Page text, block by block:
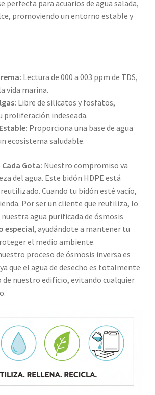
perfecta para acuarios de agua salada,
promoviendo un entorno estable y
Lectura de 000 a 003 ppm de TDS,
vida marina.
Libre de silicatos y fosfatos,
proliferación indeseada.
Proporciona una base de agua
ecosistema saludable.
Gota: Nuestro compromiso va
del agua. Este bidón HDPE está
Cuando tu bidón esté vacío,
Por ser un cliente que reutiliza, lo
agua purificada de ósmosis
especial, ayudándote a mantener tu
el medio ambiente.
proceso de ósmosis inversa es
que el agua de desecho es totalmente
nuestro edificio, evitando cualquier